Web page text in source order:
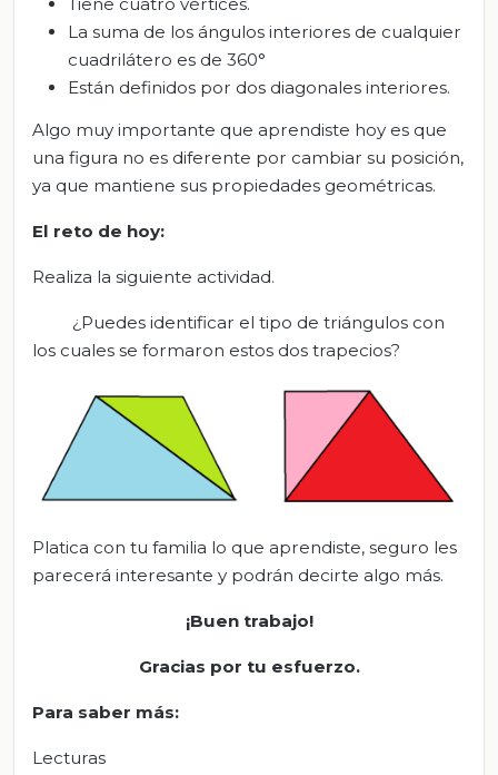
Tiene cuatro vértices.
La suma de los ángulos interiores de cualquier
cuadrilátero es de 360°
Están definidos por dos diagonales interiores.
Algo muy importante que aprendiste hoy es que
una figura no es diferente por cambiar su posición,
ya que mantiene sus propiedades geométricas.
El reto de hoy:
Realiza la siguiente actividad.
¿Puedes identificar el tipo de triángulos con
los cuales se formaron estos dos trapecios?
Platica con tu familia lo que aprendiste, seguro les
parecerá interesante y podrán decirte algo más.
¡Buen trabajo!
Gracias por tu esfuerzo.
Para saber más:
Lecturas